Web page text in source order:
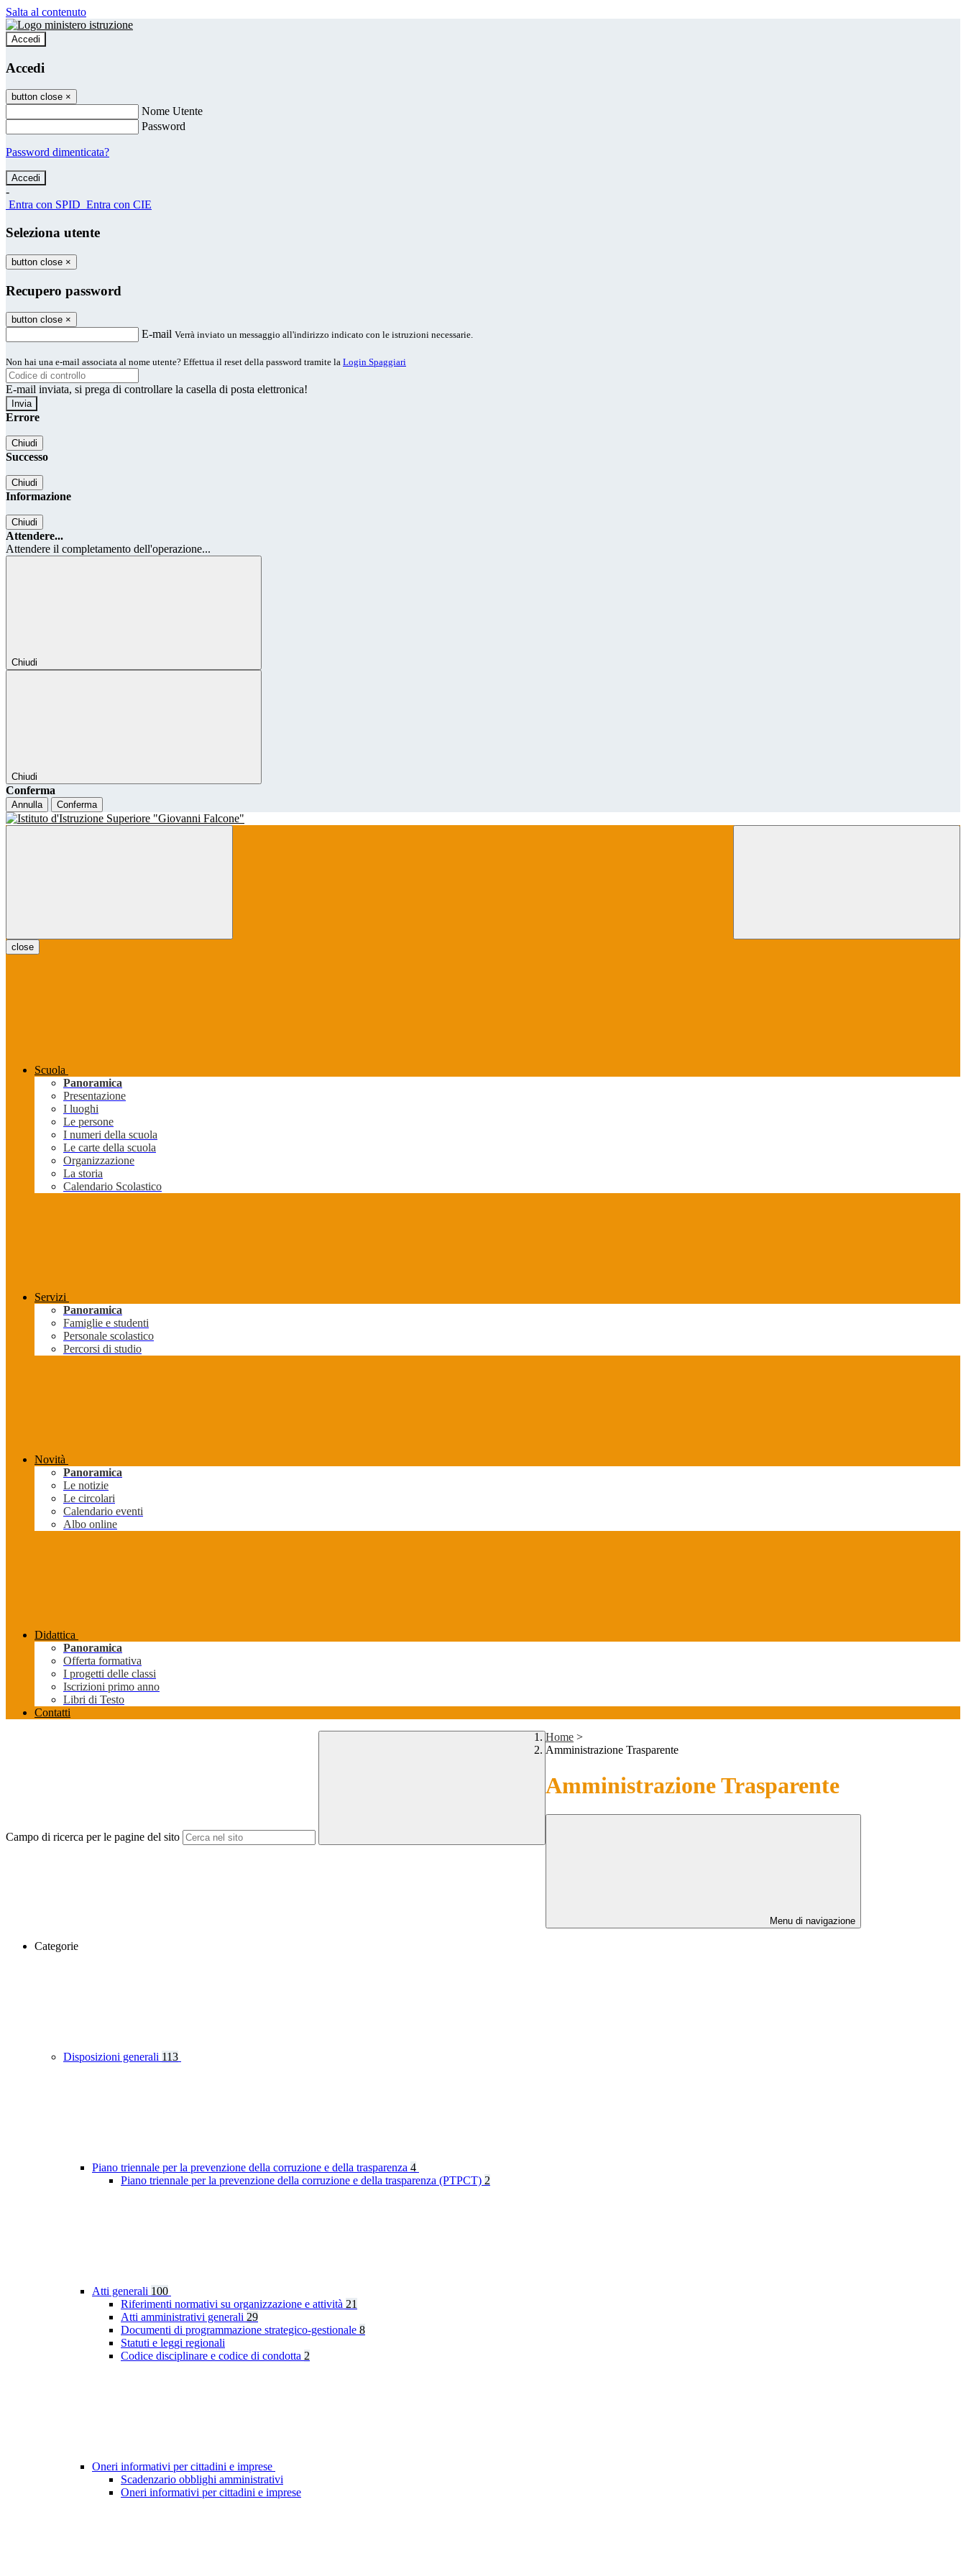
Salta al contenuto
Accedi
Accedi
button close ×
Nome Utente
Password
Password dimenticata?
-
Entra con SPID Entra con CIE
Seleziona utente
button close ×
Recupero password
button close ×
E-mail Verrà inviato un messaggio all'indirizzo indicato con le istruzioni necessarie.
Non hai una e-mail associata al nome utente? Effettua il reset della password tramite la Login Spaggiari
E-mail inviata, si prega di controllare la casella di posta elettronica!
Errore
Chiudi
Successo
Chiudi
Informazione
Chiudi
Attendere...
Attendere il completamento dell'operazione...
Chiudi
Chiudi
Conferma
Annulla Conferma
close
Scuola
Panoramica
Presentazione
I luoghi
Le persone
I numeri della scuola
Le carte della scuola
Organizzazione
La storia
Calendario Scolastico
Servizi
Panoramica
Famiglie e studenti
Personale scolastico
Percorsi di studio
Novità
Panoramica
Le notizie
Le circolari
Calendario eventi
Albo online
Didattica
Panoramica
Offerta formativa
I progetti delle classi
Iscrizioni primo anno
Libri di Testo
Contatti
Campo di ricerca per le pagine del sito
Home >
Amministrazione Trasparente
Amministrazione Trasparente
Menu di navigazione
Categorie
Disposizioni generali 113
Piano triennale per la prevenzione della corruzione e della trasparenza 4
Piano triennale per la prevenzione della corruzione e della trasparenza (PTPCT) 2
Atti generali 100
Riferimenti normativi su organizzazione e attività 21
Atti amministrativi generali 29
Documenti di programmazione strategico-gestionale 8
Statuti e leggi regionali
Codice disciplinare e codice di condotta 2
Oneri informativi per cittadini e imprese
Scadenzario obblighi amministrativi
Oneri informativi per cittadini e imprese